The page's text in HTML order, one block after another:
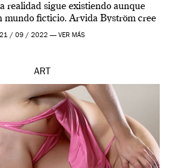
realidad sigue existiendo aunque
mundo ficticio. Arvida Byström cree
tienen un complejo […]
21 / 09 / 2022 — VER MÁS
ART